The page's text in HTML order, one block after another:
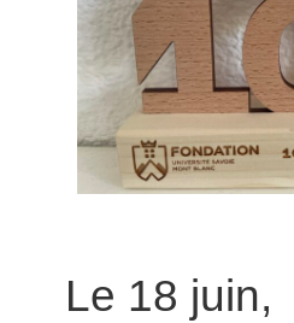
Le 18 juin,